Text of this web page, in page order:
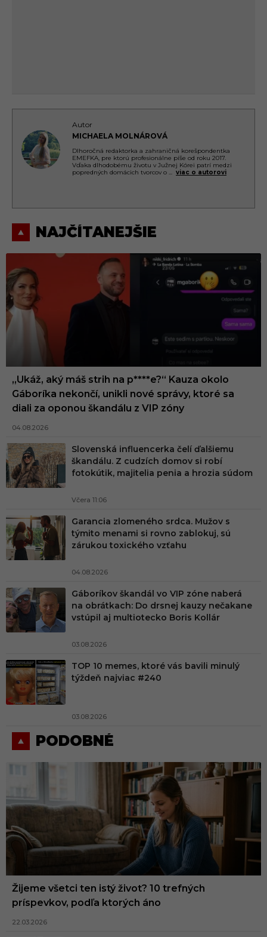
Autor
MICHAELA MOLNÁROVÁ
Dlhoročná redaktorka a zahraničná korešpondentka
EMEFKA, pre ktorú profesionálne píše od roku 2017.
Vďaka dlhodobému životu v Južnej Kórei patrí medzi
popredných domácich tvorcov o ... viac o autorovi
NAJČÍTANEJŠIE
„Ukáž, aký máš strih na p****e?“ Kauza okolo
Gáboríka nekončí, unikli nové správy, ktoré sa
diali za oponou škandálu z VIP zóny
04.08.2026
Slovenská influencerka čelí ďalšiemu
škandálu. Z cudzích domov si robí
fotokútik, majitelia penia a hrozia súdom
Včera 11:06
Garancia zlomeného srdca. Mužov s
týmito menami si rovno zablokuj, sú
zárukou toxického vzťahu
04.08.2026
Gáboríkov škandál vo VIP zóne naberá
na obrátkach: Do drsnej kauzy nečakane
vstúpil aj multiotecko Boris Kollár
03.08.2026
TOP 10 memes, ktoré vás bavili minulý
týždeň najviac #240
03.08.2026
PODOBNÉ
Žijeme všetci ten istý život? 10 trefných
príspevkov, podľa ktorých áno
22.03.2026